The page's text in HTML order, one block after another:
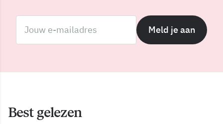
Meld je aan
Best gelezen